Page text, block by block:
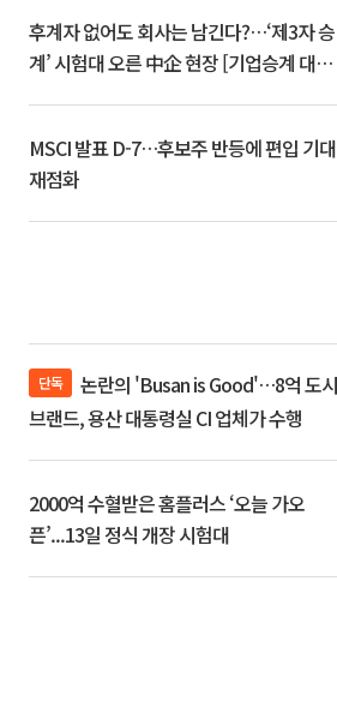
후계자 없어도 회사는 남긴다?…‘제3자 승
계’ 시험대 오른 中企 현장 [기업승계 대전
MSCI 발표 D-7…후보주 반등에 편입 기대
재점화
단독
브랜드, 용산 대통령실 CI 업체가 수행
2000억 수혈받은 홈플러스 ‘오늘 가오
픈’...13일 정식 개장 시험대